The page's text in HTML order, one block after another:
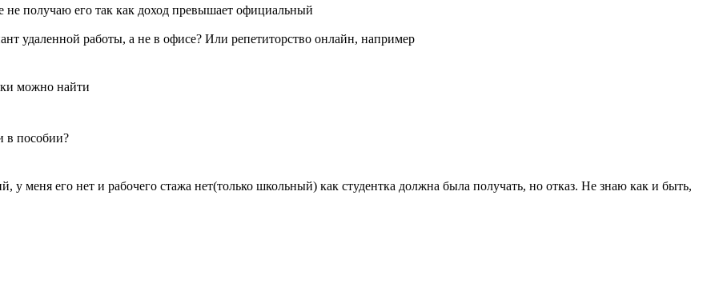
получаю его так как доход превышает официальный
удаленной работы, а не в офисе? Или репетиторство онлайн, например
можно найти
в пособии?
у меня его нет и рабочего стажа нет(только школьный) как студентка должна была получать, но отказ. Не знаю как и быть,